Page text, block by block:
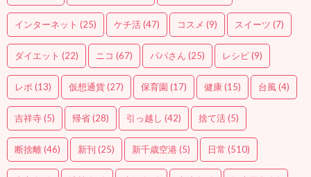
インターネット (25) ケチ活(47) コスメ (9) スイーツ (7)
ダイエット (22) ニコ (67) パパさん (25) レシピ(9)
レポ (13) 仮想通貨(27) 保育園 (17) 健康(15) 台風(4)
吉祥寺(5) 帰省(28) 引っ越し (42) 捨て活(5)
断捨離(46) 新刊 (25) 新千歳空港(5) 日常 (510)